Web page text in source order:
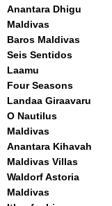
Anantara Dhigu
Maldivas
Baros Maldivas
Seis Sentidos
Laamu
Four Seasons
Landaa Giraavaru
O Nautilus
Maldivas
Anantara Kihavah
Maldivas Villas
Waldorf Astoria
Maldivas